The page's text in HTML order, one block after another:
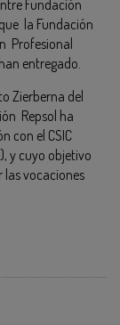
Fundación
la Fundación
Profesional
entregado.
Zierberna del
Repsol ha
con el CSIC
y cuyo objetivo
las vocaciones